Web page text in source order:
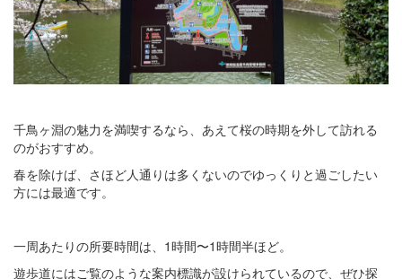
千鳥ヶ淵の魅力を満喫するなら、あえて桜の時期を外して訪れる
のがおすすめ。
春を除けば、さほど人通りは多くないのでゆっくりと過ごしたい
方には最適です。
一周あたりの所要時間は、1時間〜1時間半ほど。
遊歩道にはご覧のような案内標識が設けられているので、ぜひ探